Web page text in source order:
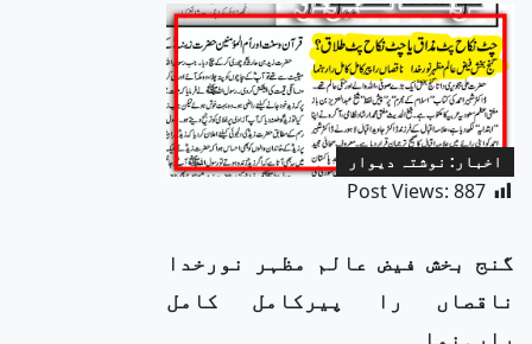
اخبار: نوشتہ دیوار
Post Views: 887
گنج بخش فیض عالم مظہر نورخدا
ناقصاں را پیرکامل کامل